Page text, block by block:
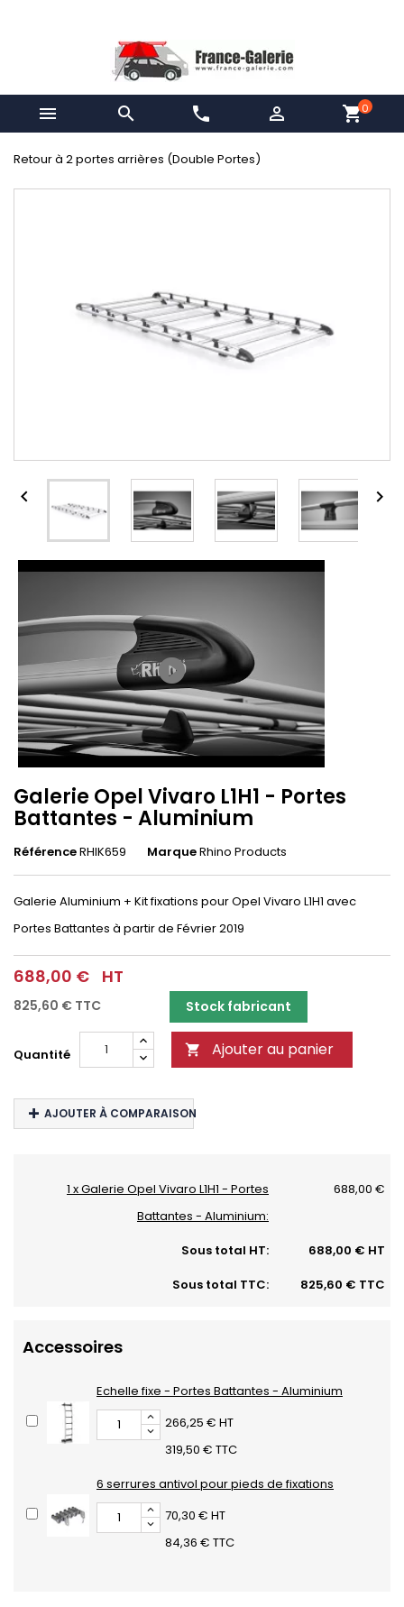
  phone  shopping_cart0
Retour à 2 portes arrières (Double Portes)
 
play_circle_filled
Galerie Opel Vivaro L1H1 - Portes
Battantes - Aluminium
RéférenceRHIK659 MarqueRhino Products
Galerie Aluminium + Kit fixations pour Opel Vivaro L1H1 avec
Portes Battantes à partir de Février 2019
688,00 € HT
825,60 € TTC Stock fabricant
Quantité  Ajouter au panier
AJOUTER À COMPARAISON
1 x Galerie Opel Vivaro L1H1 - Portes
Battantes - Aluminium:
688,00 €
Sous total HT:
688,00 € HT
Sous total TTC:
825,60 € TTC
Accessoires
Echelle fixe - Portes Battantes - Aluminium
266,25 € HT
319,50 € TTC
6 serrures antivol pour pieds de fixations
70,30 € HT
84,36 € TTC